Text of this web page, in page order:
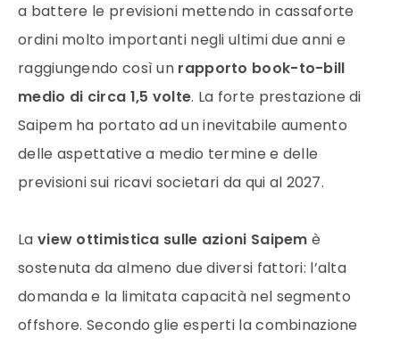
a battere le previsioni mettendo in cassaforte
ordini molto importanti negli ultimi due anni e
raggiungendo così un rapporto book-to-bill
medio di circa 1,5 volte. La forte prestazione di
Saipem ha portato ad un inevitabile aumento
delle aspettative a medio termine e delle
previsioni sui ricavi societari da qui al 2027.
La view ottimistica sulle azioni Saipem è
sostenuta da almeno due diversi fattori: l’alta
domanda e la limitata capacità nel segmento
offshore. Secondo glie esperti la combinazione